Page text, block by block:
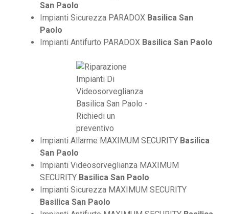
San Paolo
Impianti Sicurezza PARADOX Basilica San
Paolo
Impianti Antifurto PARADOX Basilica San Paolo
Impianti Allarme MAXIMUM SECURITY Basilica
San Paolo
Impianti Videosorveglianza MAXIMUM
SECURITY Basilica San Paolo
Impianti Sicurezza MAXIMUM SECURITY
Basilica San Paolo